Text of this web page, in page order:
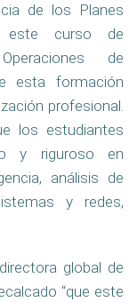
de los Planes
este curso de
de
esta formación
profesional.
los estudiantes
y riguroso en
análisis de
y redes,
global de
“que este